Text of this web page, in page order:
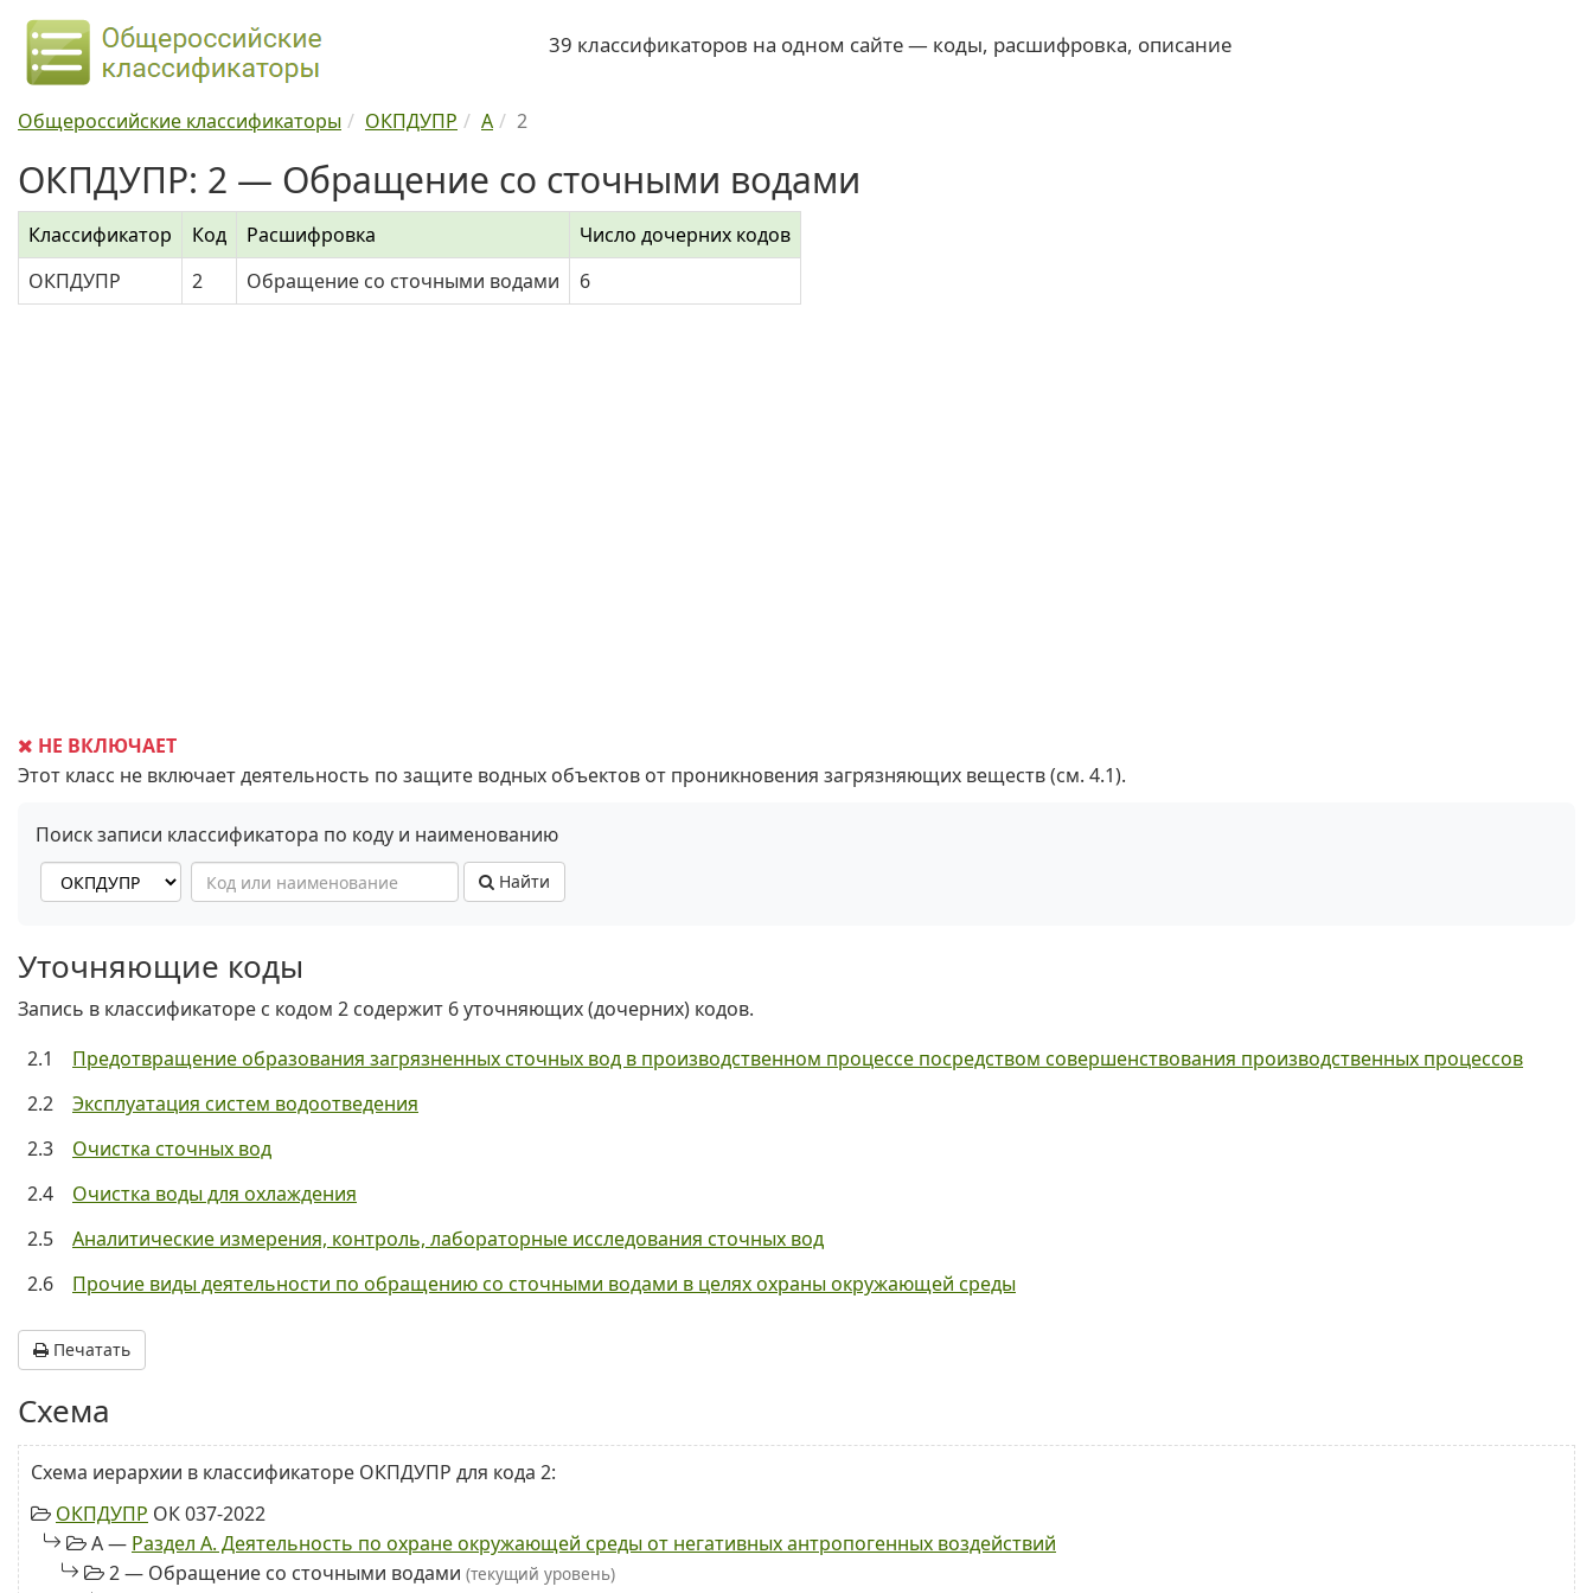
39 классификаторов на одном сайте — коды, расшифровка, описание
Общероссийские классификаторы ОКПДУПР A 2
ОКПДУПР: 2 — Обращение со сточными водами
Классификатор Код Расшифровка
Число дочерних кодов
ОКПДУПР
2 Обращение со сточными водами 6
НЕ ВКЛЮЧАЕТ
Этот класс не включает деятельность по защите водных объектов от проникновения загрязняющих веществ (см. 4.1).
Поиск записи классификатора по коду и наименованию
Найти
Уточняющие коды
Запись в классификаторе с кодом 2 содержит 6 уточняющих (дочерних) кодов.
2.1
Предотвращение образования загрязненных сточных вод в производственном процессе посредством совершенствования производственных процессов
2.2
Эксплуатация систем водоотведения
2.3
Очистка сточных вод
2.4
Очистка воды для охлаждения
2.5
Аналитические измерения, контроль, лабораторные исследования сточных вод
2.6
Прочие виды деятельности по обращению со сточными водами в целях охраны окружающей среды
Печатать
Схема
Схема иерархии в классификаторе ОКПДУПР для кода 2:
ОКПДУПР ОК 037-2022
A — Раздел А. Деятельность по охране окружающей среды от негативных антропогенных воздействий
2 — Обращение со сточными водами (текущий уровень)